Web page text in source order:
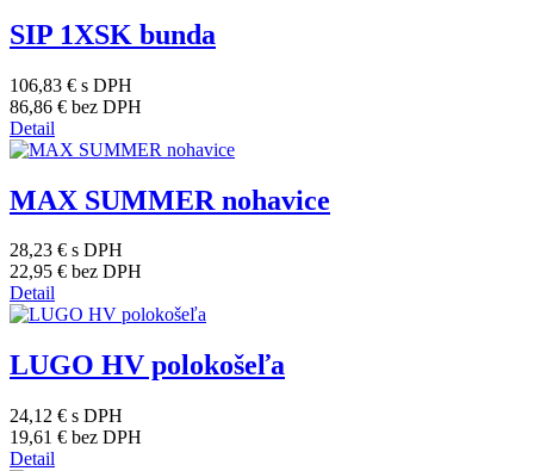
SIP 1XSK bunda
106,83 € s DPH
86,86 € bez DPH
Detail
MAX SUMMER nohavice
28,23 € s DPH
22,95 € bez DPH
Detail
LUGO HV polokošeľa
24,12 € s DPH
19,61 € bez DPH
Detail